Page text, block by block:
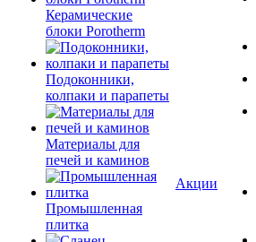
Керамические
блоки Porotherm
Подоконники,
колпаки и парапеты
Материалы для
печей и каминов
Промышленная
плитка
Акции